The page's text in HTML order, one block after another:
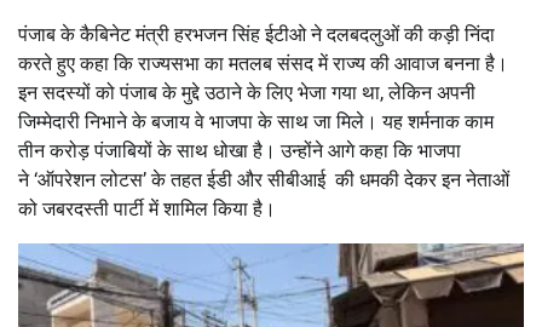
पंजाब के कैबिनेट मंत्री हरभजन सिंह ईटीओ ने दलबदलुओं की कड़ी निंदा
करते हुए कहा कि राज्यसभा का मतलब संसद में राज्य की आवाज बनना है।
इन सदस्यों को पंजाब के मुद्दे उठाने के लिए भेजा गया था, लेकिन अपनी
जिम्मेदारी निभाने के बजाय वे भाजपा के साथ जा मिले। यह शर्मनाक काम
तीन करोड़ पंजाबियों के साथ धोखा है। उन्होंने आगे कहा कि भाजपा
ने ‘ऑपरेशन लोटस’ के तहत ईडी और सीबीआई की धमकी देकर इन नेताओं
को जबरदस्ती पार्टी में शामिल किया है।